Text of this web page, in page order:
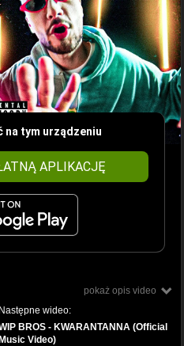
na tym urządzeniu
APLIKACJĘ
pokaż opis video
Następne wideo:
BROS - KWARANTANNA (Official
Video)